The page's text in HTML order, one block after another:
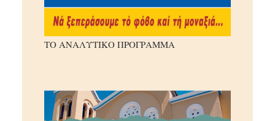
ΤΟ ΑΝΑΛΥΤΙΚΟ ΠΡΟΓΡΑΜΜΑ